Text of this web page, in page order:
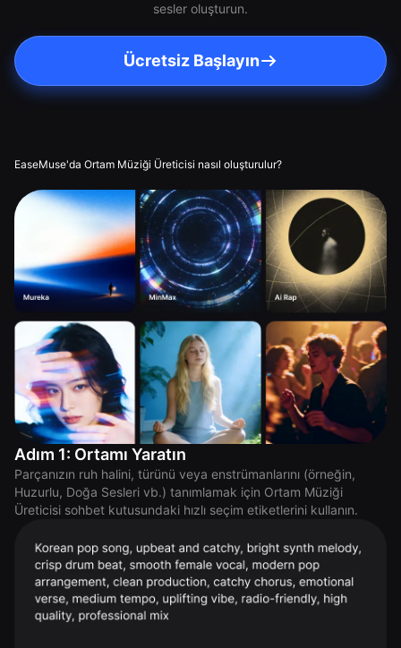
sesler oluşturun.
Ücretsiz Başlayın
EaseMuse'da Ortam Müziği Üreticisi nasıl oluşturulur?
Adım 1: Ortamı Yaratın
Parçanızın ruh halini, türünü veya enstrümanlarını (örneğin,
Huzurlu, Doğa Sesleri vb.) tanımlamak için Ortam Müziği
Üreticisi sohbet kutusundaki hızlı seçim etiketlerini kullanın.